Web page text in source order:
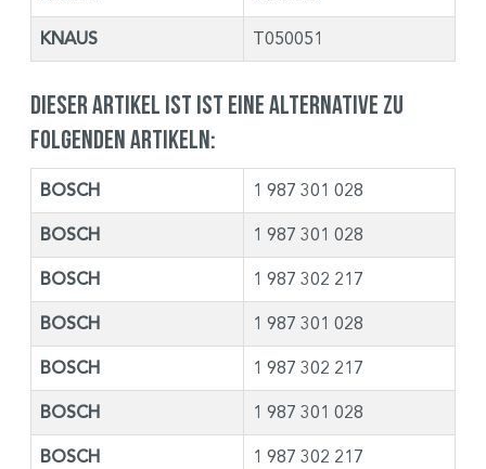
KNAUS T050051
Dieser Artikel ist ist eine Alternative zu
folgenden Artikeln:
BOSCH 1 987 301 028
BOSCH 1 987 301 028
BOSCH 1 987 302 217
BOSCH 1 987 301 028
BOSCH 1 987 302 217
BOSCH 1 987 301 028
BOSCH 1 987 302 217